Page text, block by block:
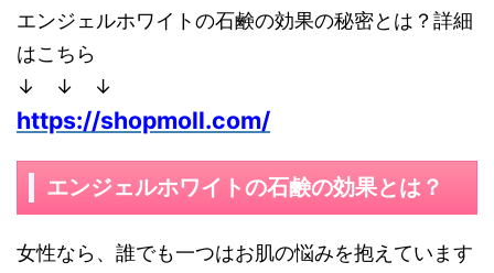
エンジェルホワイトの石鹸の効果の秘密とは？詳細
はこちら
↓ ↓ ↓
https://shopmoll.com/
エンジェルホワイトの石鹸の効果とは？
女性なら、誰でも一つはお肌の悩みを抱えています